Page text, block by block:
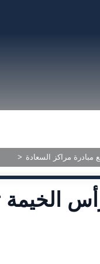
> مراكز السعادة
الخيمة